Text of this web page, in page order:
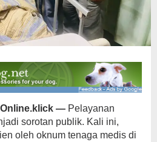
— Pelayanan
sorotan publik. Kali ini,
oleh oknum tenaga medis di